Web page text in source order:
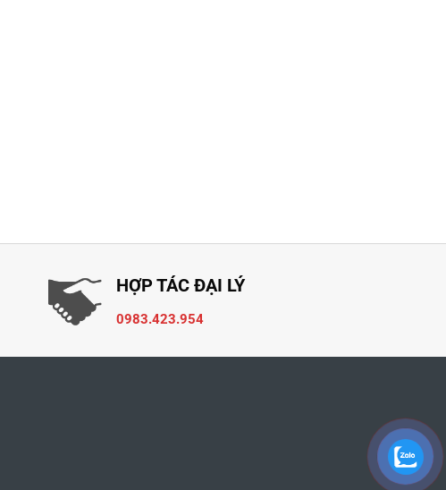
HỢP TÁC ĐẠI LÝ
0983.423.954